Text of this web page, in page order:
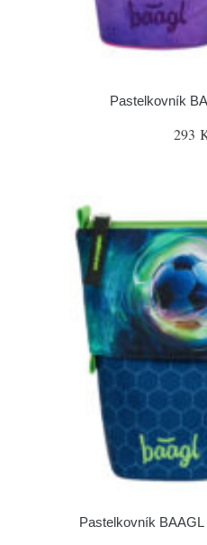
Pastelkovník
293
Pastelkovník